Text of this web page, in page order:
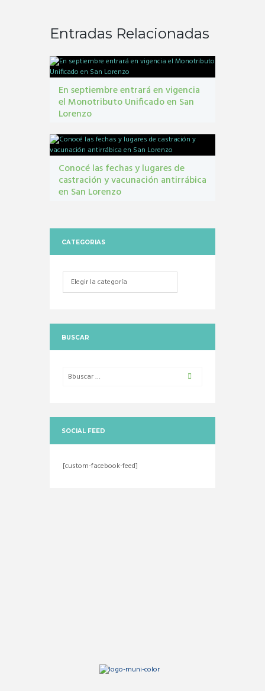
Entradas Relacionadas
En septiembre entrará en vigencia
el Monotributo Unificado en San
Lorenzo
Unificado
Conocé las fechas y lugares de
castración y vacunación antirrábica
en San Lorenzo
CATEGORIAS
Categorias
BUSCAR
SOCIAL FEED
[custom-facebook-feed]